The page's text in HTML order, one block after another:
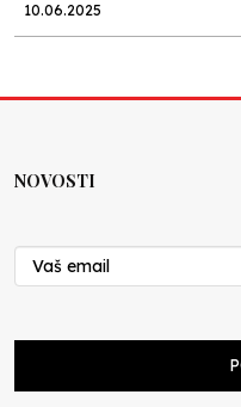
10.06.2025
Nenad Veličković
29.10.2024
Cuke i djeca
NOVOSTI